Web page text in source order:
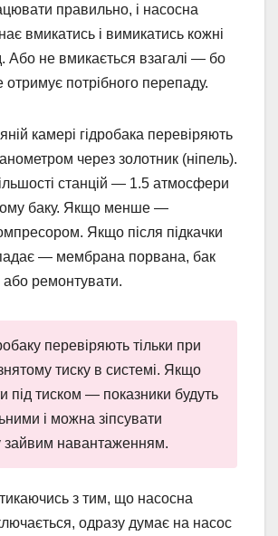
правильно, і насосна
вмикатись і вимикатись кожні
Або не вмикається взагалі — бо
отримує потрібного перепаду.
камері гідробака перевіряють
через золотник (ніпель).
станцій — 1.5 атмосфери
баку. Якщо менше —
Якщо після підкачки
— мембрана порвана, бак
або ремонтувати.
перевіряють тільки при
тиску в системі. Якщо
під тиском — показники будуть
і можна зіпсувати
навантаженням.
з тим, що насосна
одразу думає на насос